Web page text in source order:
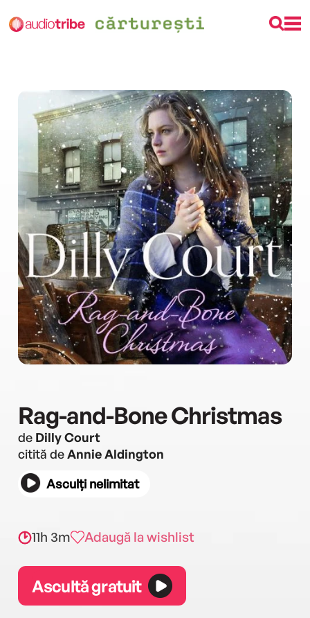
Rag-and-Bone Christmas
de Dilly Court
citită deAnnie Aldington
Asculți nelimitat
11h 3m Adaugă la wishlist
Ascultă gratuit